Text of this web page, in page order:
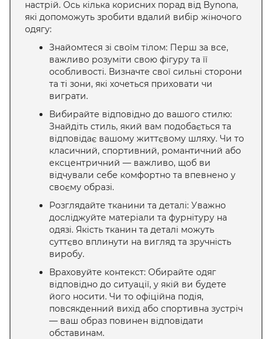
настрій. Ось кілька корисних порад від Bynona,
які допоможуть зробити вдалий вибір жіночого
одягу:
Знайомтеся зі своїм тілом: Перш за все,
важливо розуміти свою фігуру та її
особливості. Визначте свої сильні сторони
та ті зони, які хочеться приховати чи
виграти.
Вибирайте відповідно до вашого стилю:
Знайдіть стиль, який вам подобається та
відповідає вашому життєвому шляху. Чи то
класичний, спортивний, романтичний або
ексцентричний — важливо, щоб ви
відчували себе комфортно та впевнено у
своєму образі.
Розглядайте тканини та деталі: Уважно
досліджуйте матеріали та фурнітуру на
одязі. Якість тканин та деталі можуть
суттєво вплинути на вигляд та зручність
виробу.
Враховуйте контекст: Обирайте одяг
відповідно до ситуації, у якій ви будете
його носити. Чи то офіційна подія,
повсякденний вихід або спортивна зустріч
— ваш образ повинен відповідати
обставинам.